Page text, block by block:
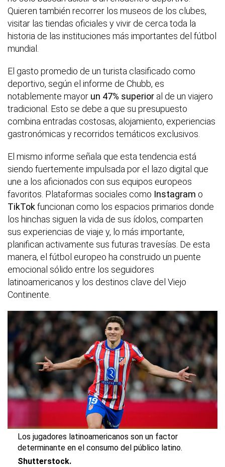
Quieren también recorrer los museos de los clubes,
visitar las tiendas oficiales y vivir de cerca toda la
historia de las instituciones más importantes del fútbol
mundial.
El gasto promedio de un turista clasificado como
deportivo, según el informe de Chubb, es
notablemente mayor un 47% superior al de un viajero
tradicional. Esto se debe a que su presupuesto
combina entradas costosas, alojamiento, experiencias
gastronómicas y recorridos temáticos exclusivos.
El mismo informe señala que esta tendencia está
siendo fuertemente impulsada por el lazo digital que
une a los aficionados con sus equipos europeos
favoritos. Plataformas sociales como Instagram o
TikTokfuncionan como los espacios primarios donde
los hinchas siguen la vida de sus ídolos, comparten
sus experiencias de viaje y, lo más importante,
planifican activamente sus futuras travesías. De esta
manera, el fútbol europeo ha construido un puente
emocional sólido entre los seguidores
latinoamericanos y los destinos clave del Viejo
Continente.
Los jugadores latinoamericanos son un factor
determinante en el consumo del público latino.
Shutterstock.